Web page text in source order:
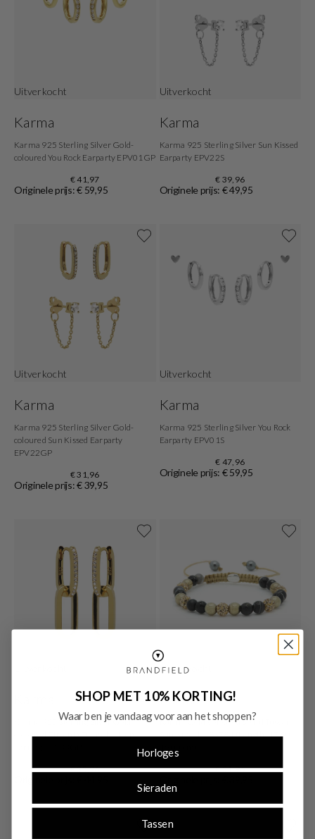
Uitverkocht
Karma
Karma 925 Sterling Silver Gold-
coloured You Rock Earparty EPV01GP
€ 41,97
Originele prijs: € 59,95
Uitverkocht
Karma
Karma 925 Sterling Silver Sun Kissed
Earparty EPV22S
€ 39,96
Originele prijs: € 49,95
Uitverkocht
Karma
Karma 925 Sterling Silver Gold-
coloured Sun Kissed Earparty
EPV22GP
€ 31,96
Originele prijs: € 39,95
Uitverkocht
Karma
Karma 925 Sterling Silver You Rock
Earparty EPV01S
€ 47,96
Originele prijs: € 59,95
Karma 925 Sterling Silver Gold-
coloured Zirconia Densely Hoop
€ 35,96
Uitverkocht
Karma
Karma Gold-coloured Spiral Tuscan
Sun Bracelet 83784 (Length: 17.50 -
€ 31,96
SHOP MET 10% KORTING!
Waar ben je vandaag voor aan het shoppen?
Horloges
Sieraden
Tassen